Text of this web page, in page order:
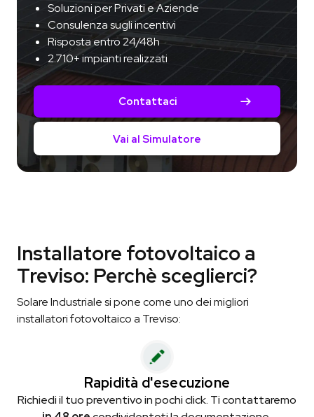
Soluzioni per Privati e Aziende
Consulenza sugli incentivi
Risposta entro 24/48h
2.710+ impianti realizzati
Contattaci
Vai al Simulatore
Installatore fotovoltaico a
Treviso: Perchè sceglierci?
Solare Industriale si pone come uno dei migliori
installatori fotovoltaico a Treviso:
Rapidità d'esecuzione
Richiedi il tuo preventivo in pochi click. Ti contattaremo